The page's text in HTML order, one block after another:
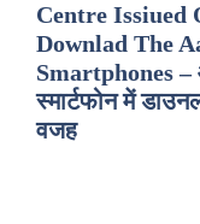
Centre Issiued
Downlad The
Smartphones –
स्मार्टफोन में
वजह